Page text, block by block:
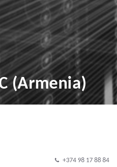
(Armenia)
+374 98 17 88 84